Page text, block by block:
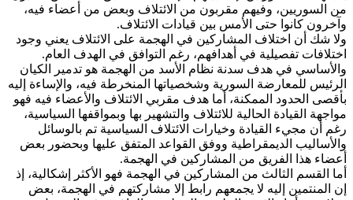
من السوريين، وفيهم مقربون من الائتلاف وبعض من أعضاء فيه،
وآخرون كانوا حتى الأمس بين قيادات الائتلاف.
ولا شك أن اختلاف المشاركين في الهجمة على الائتلاف يعني وجود
اختلافات تفصيلية في أهدافهم، رغم التوافق في الهدف العام.
والأساسي في هدف سدنة نظام الأسد من الهجمة هو تدمير الكيان
الرئيس للمعارضة السورية وشخصياتها المنخرطة فيه، والإساءة إليه
بأقصى الحدود الممكنة، أما هدف مقربي الائتلاف والأعضاء فيه فهو
مواجهة القيادة الحالية للائتلاف والتشهير بها وبمواقفها السياسية،
رغم أن مجيء القيادة وخيارات الائتلاف السياسية تم بالوسائل
والأساليب الديمقراطية ووفق القواعد المتفق عليها وبحضور بعض
أعضاء هذا الفريق من المشاركين في الهجمة.
أما القسم الثالث من المشاركين في الهجمة فهو الأكثر إشكالية، إذ
إن المنتمين إليه لا يجمعهم رابط إلا مشاركتهم في الهجمة، بعض